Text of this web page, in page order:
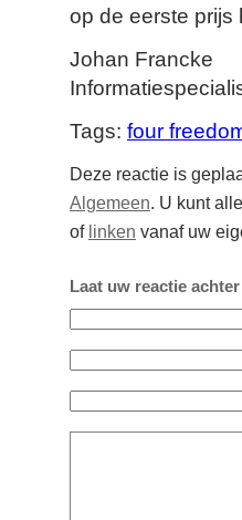
op de eerste prijs
Johan Francke
Tags: four
Deze reactie is
Algemeen. U kunt
of linken vanaf uw
Laat uw reactie achter